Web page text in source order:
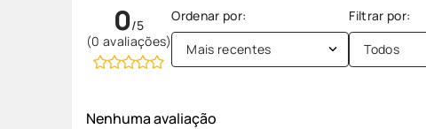
0
(0 avaliações) Mais recentes Todos
Nenhuma avaliação